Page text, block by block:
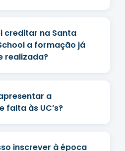
creditar na Santa
a formação já
realizada?
a
falta às UC’s?
inscrever à época